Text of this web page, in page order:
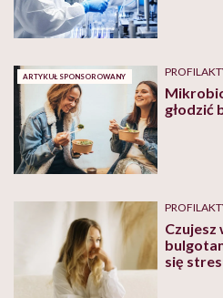
ARTYKUŁ SPONSOROWANY
głodzić
Czujesz
się